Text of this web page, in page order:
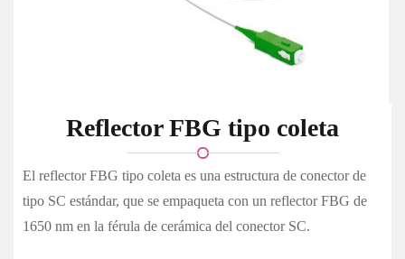
Reflector FBG tipo coleta
El reflector FBG tipo coleta es una estructura de conector de
tipo SC estándar, que se empaqueta con un reflector FBG de
1650 nm en la férula de cerámica del conector SC.